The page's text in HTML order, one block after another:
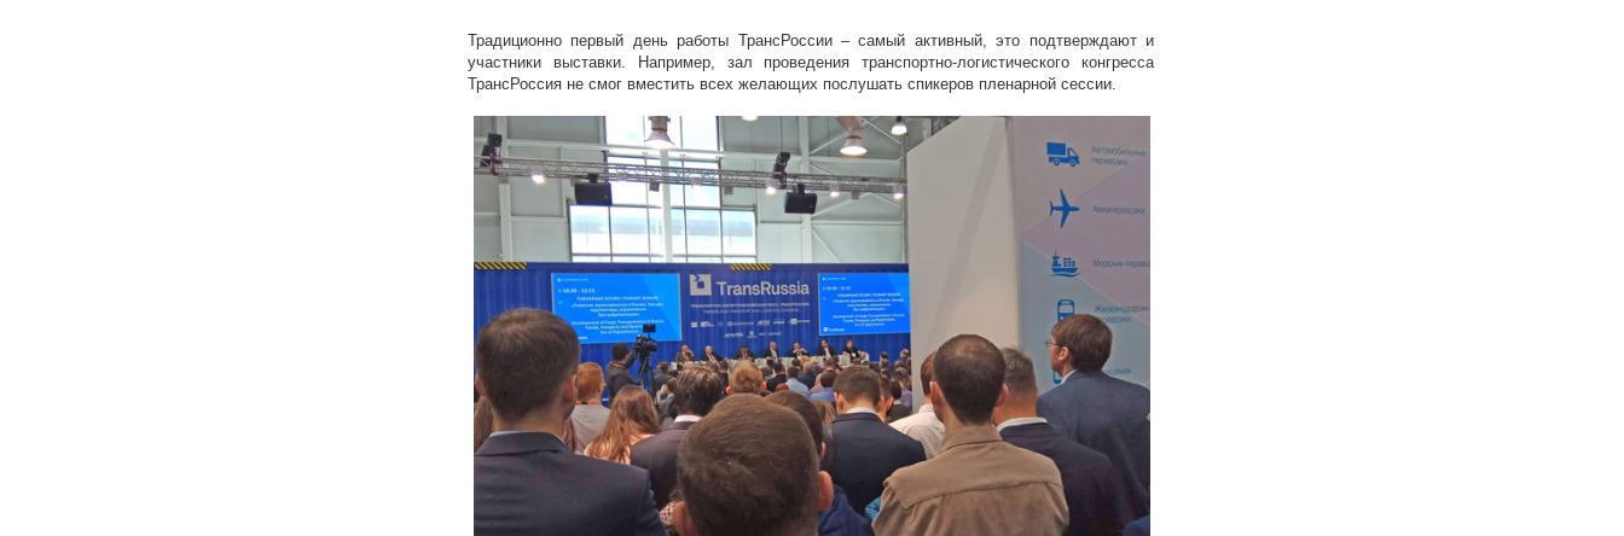
Традиционно первый день работы ТрансРоссии – самый активный, это подтверждают и
участники выставки. Например, зал проведения транспортно-логистического конгресса
ТрансРоссия не смог вместить всех желающих послушать спикеров пленарной сессии.